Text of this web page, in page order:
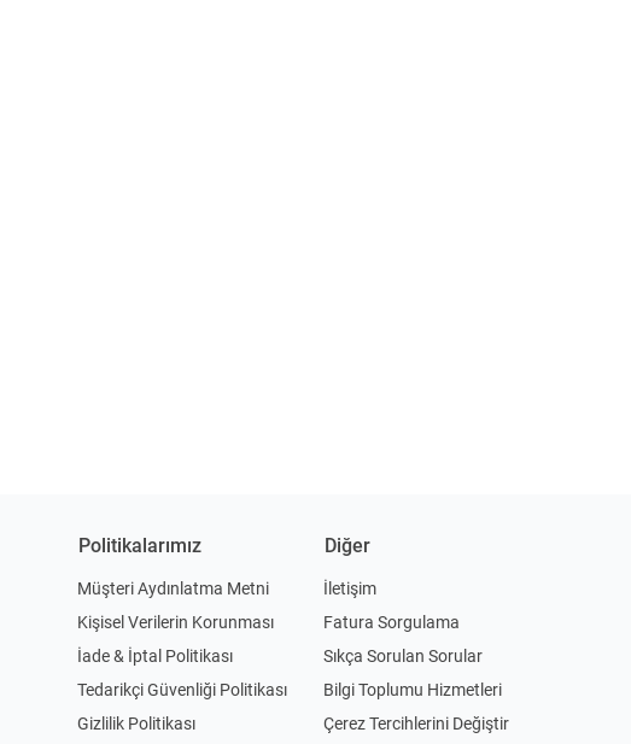
Politikalarımız
Müşteri Aydınlatma Metni
Kişisel Verilerin Korunması
İade & İptal Politikası
Tedarikçi Güvenliği Politikası
Gizlilik Politikası
Diğer
İletişim
Fatura Sorgulama
Sıkça Sorulan Sorular
Bilgi Toplumu Hizmetleri
Çerez Tercihlerini Değiştir